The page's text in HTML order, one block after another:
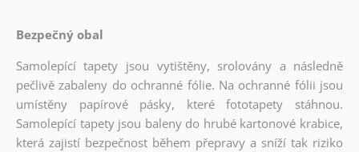
Bezpečný obal
Samolepící tapety jsou vytištěny, srolovány a následně
pečlivě zabaleny do ochranné fólie. Na ochranné fólii jsou
umístěny papírové pásky, které fototapety stáhnou.
Samolepící tapety jsou baleny do hrubé kartonové krabice,
která zajistí bezpečnost během přepravy a sníží tak riziko